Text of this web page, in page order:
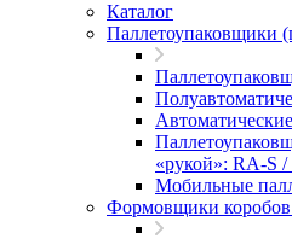
Каталог
Паллетоупаковщики
«рукой»: RA-S
Мобильные
Формовщики коробов